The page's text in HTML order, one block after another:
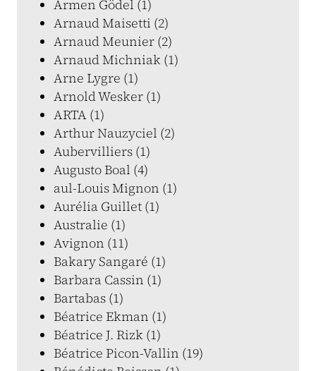
Armen Gödel (1)
Arnaud Maisetti (2)
Arnaud Meunier (2)
Arnaud Michniak (1)
Arne Lygre (1)
Arnold Wesker (1)
ARTA (1)
Arthur Nauzyciel (2)
Aubervilliers (1)
Augusto Boal (4)
aul-Louis Mignon (1)
Aurélia Guillet (1)
Australie (1)
Avignon (11)
Bakary Sangaré (1)
Barbara Cassin (1)
Bartabas (1)
Béatrice Ekman (1)
Béatrice J. Rizk (1)
Béatrice Picon-Vallin (19)